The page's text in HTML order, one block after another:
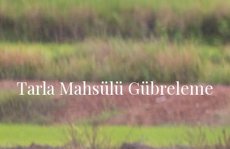
Tarla Mahsülü Gübreleme